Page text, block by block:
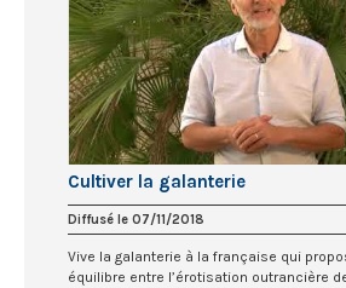
Cultiver la galanterie
Diffusé le 07/11/2018
Vive la galanterie à la française qui
équilibre entre l’érotisation outrancière